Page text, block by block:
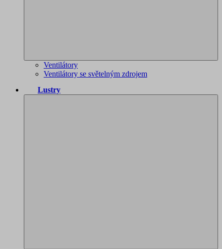
Ventilátory
Ventilátory se světelným zdrojem
Lustry